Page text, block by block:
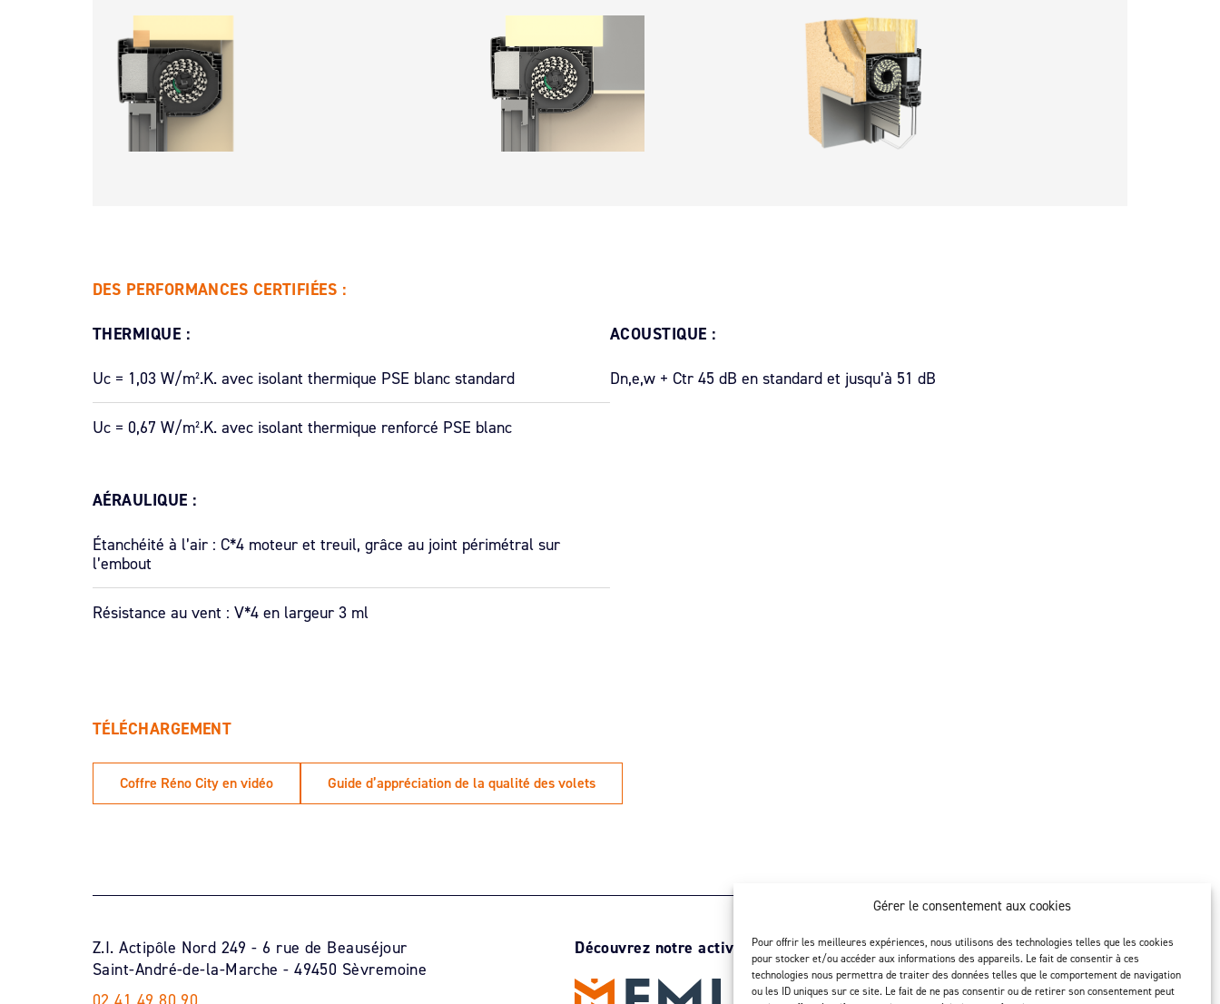
Gérer le consentement aux cookies
Pour offrir les meilleures expériences, nous utilisons des technologies telles que les cookies
pour stocker et/ou accéder aux informations des appareils. Le fait de consentir à ces
technologies nous permettra de traiter des données telles que le comportement de navigation
ou les ID uniques sur ce site. Le fait de ne pas consentir ou de retirer son consentement peut
DES PERFORMANCES CERTIFIÉES :
THERMIQUE :
Uc = 1,03 W/m².K. avec isolant thermique PSE blanc standard
Uc = 0,67 W/m².K. avec isolant thermique renforcé PSE blanc
ACOUSTIQUE :
Dn,e,w + Ctr 45 dB en standard et jusqu’à 51 dB
AÉRAULIQUE :
Étanchéité à l’air : C*4 moteur et treuil, grâce au joint périmétral sur
l’embout
Résistance au vent : V*4 en largeur 3 ml
TÉLÉCHARGEMENT
Coffre Réno City en vidéo Guide d’appréciation de la qualité des volets
Z.I. Actipôle Nord 249 - 6 rue de Beauséjour
Saint-André-de-la-Marche - 49450 Sèvremoine
Découvrez notre activité d’injection Suivez-nous